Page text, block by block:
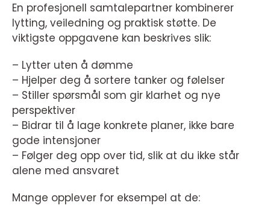
En profesjonell samtalepartner kombinerer
lytting, veiledning og praktisk støtte. De
viktigste oppgavene kan beskrives slik:
– Lytter uten å dømme
– Hjelper deg å sortere tanker og følelser
– Stiller spørsmål som gir klarhet og nye
perspektiver
– Bidrar til å lage konkrete planer, ikke bare
gode intensjoner
– Følger deg opp over tid, slik at du ikke står
alene med ansvaret
Mange opplever for eksempel at de: